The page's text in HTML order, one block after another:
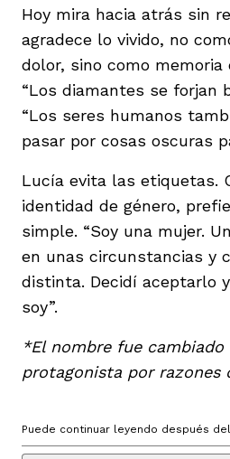
Hoy mira hacia atrás sin
agradece lo vivido, no
dolor, sino como memoria
“Los diamantes se forjan
“Los seres humanos
pasar por cosas oscuras
Lucía evita las etiquetas.
identidad de género,
simple. “Soy una mujer.
en unas circunstancias y
distinta. Decidí aceptarlo
soy”.
*El nombre fue
protagonista por razones
Puede continuar leyendo después